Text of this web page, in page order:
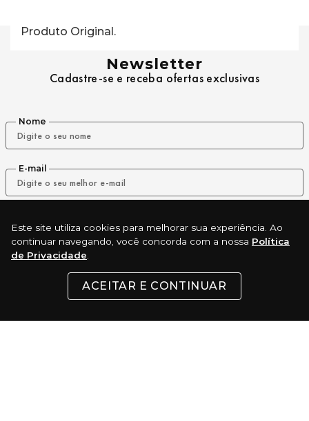
Este site utiliza cookies para melhorar sua experiência. Ao
continuar navegando, você concorda com a nossa Política
de Privacidade
ACEITAR E CONTINUAR
Produto Original.
Newsletter
Cadastre-se e receba ofertas exclusivas
Nome
E-mail
REDES SOCIAIS